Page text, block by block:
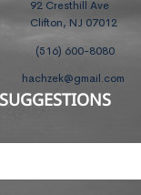
92 Cresthill Ave
Clifton, NJ 07012
(516) 600-8080
hachzek@gmail.com